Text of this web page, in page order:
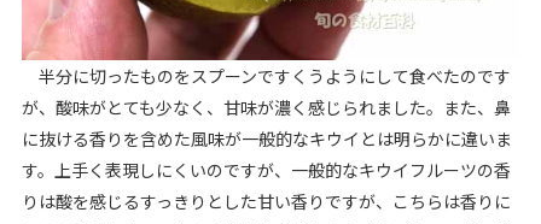
半分に切ったものをスプーンですくうようにして食べたのです
が、酸味がとても少なく、甘味が濃く感じられました。また、鼻
に抜ける香りを含めた風味が一般的なキウイとは明らかに違いま
す。上手く表現しにくいのですが、一般的なキウイフルーツの香
りは酸を感じるすっきりとした甘い香りですが、こちらは香りに